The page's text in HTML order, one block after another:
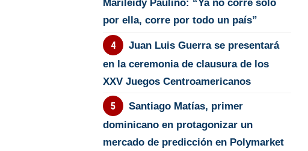
Marileidy Paulino: “Ya no corre solo
por ella, corre por todo un país”
Juan Luis Guerra se presentará
en la ceremonia de clausura de los
XXV Juegos Centroamericanos
Santiago Matías, primer
dominicano en protagonizar un
mercado de predicción en Polymarket